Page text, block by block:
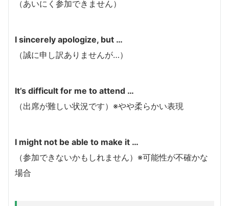
（あいにく参加できません）
I sincerely apologize, but …
（誠に申し訳ありませんが…）
It’s difficult for me to attend …
（出席が難しい状況です）※やや柔らかい表現
I might not be able to make it …
（参加できないかもしれません）※可能性が不確かな
場合